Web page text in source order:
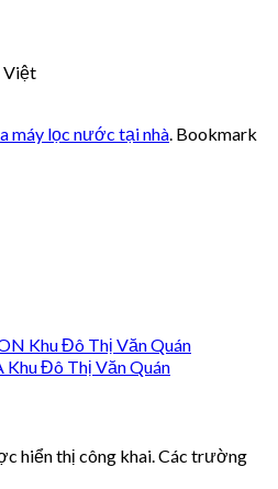
Việt
máy lọc nước tại nhà . Bookmark
Khu Đô Thị Văn Quán
Đô Thị Văn Quán
hiển thị công khai. Các trường